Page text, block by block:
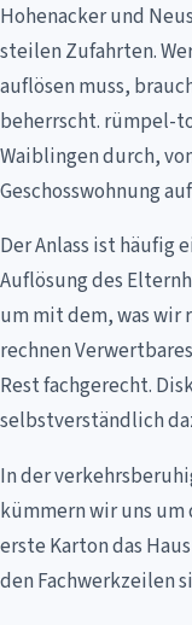
Hohenacker und
steilen Zufahrten.
auflösen muss,
beherrscht. rümpel-
Waiblingen durch,
Geschosswohnung
Der Anlass ist häufig
Auflösung des
um mit dem, was wir
rechnen
Rest fachgerecht.
selbstverständlich
In der
kümmern wir uns
erste Karton das
den Fachwerkzeilen